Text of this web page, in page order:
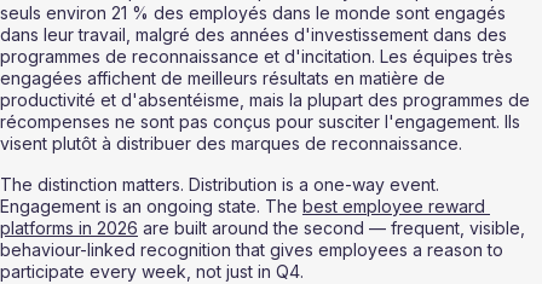
seuls environ 21 % des employés dans le monde sont engagés
dans leur travail, malgré des années d'investissement dans des
programmes de reconnaissance et d'incitation. Les équipes très
engagées affichent de meilleurs résultats en matière de
productivité et d'absentéisme, mais la plupart des programmes de
récompenses ne sont pas conçus pour susciter l'engagement. Ils
visent plutôt à distribuer des marques de reconnaissance.
The distinction matters. Distribution is a one-way event.
Engagement is an ongoing state. The best employee reward
platforms in 2026 are built around the second — frequent, visible,
behaviour-linked recognition that gives employees a reason to
participate every week, not just in Q4.